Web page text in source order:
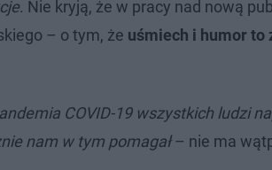
. Nie kryją, że w pracy nad nową
– o tym, że uśmiech i humor to
COVID-19 wszystkich ludzi
nam w tym pomagał– nie ma